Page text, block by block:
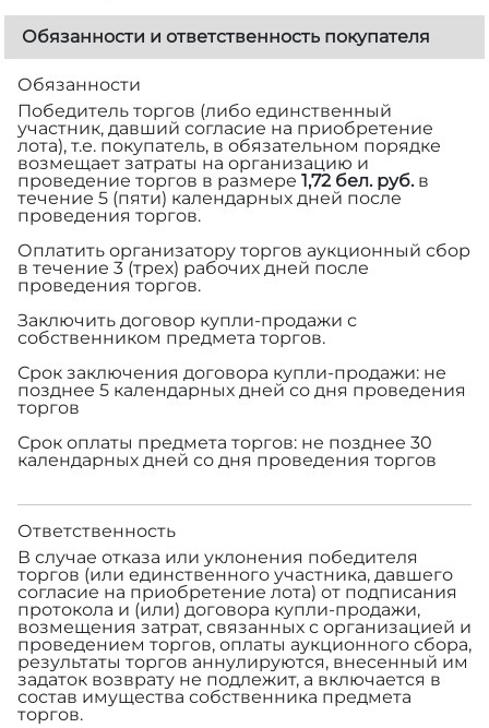
Обязанности и ответственность покупателя
Обязанности
Победитель торгов (либо единственный
участник, давший согласие на приобретение
лота), т.е. покупатель, в обязательном порядке
возмещает затраты на организацию и
проведение торгов в размере 1,72 бел. руб.в
течение 5 (пяти) календарных дней после
проведения торгов.
Оплатить организатору торгов аукционный сбор
в течение 3 (трех) рабочих дней после
проведения торгов.
Заключить договор купли-продажи с
собственником предмета торгов.
Срок заключения договора купли-продажи: не
позднее 5 календарных дней со дня проведения
торгов
Срок оплаты предмета торгов: не позднее 30
календарных дней со дня проведения торгов
Ответственность
В случае отказа или уклонения победителя
торгов (или единственного участника, давшего
согласие на приобретение лота) от подписания
протокола и (или) договора купли-продажи,
возмещения затрат, связанных с организацией и
проведением торгов, оплаты аукционного сбора,
результаты торгов аннулируются, внесенный им
задаток возврату не подлежит, а включается в
состав имущества собственника предмета
торгов.